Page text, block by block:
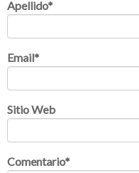
Apellido*
Email*
Sitio Web
Comentario*